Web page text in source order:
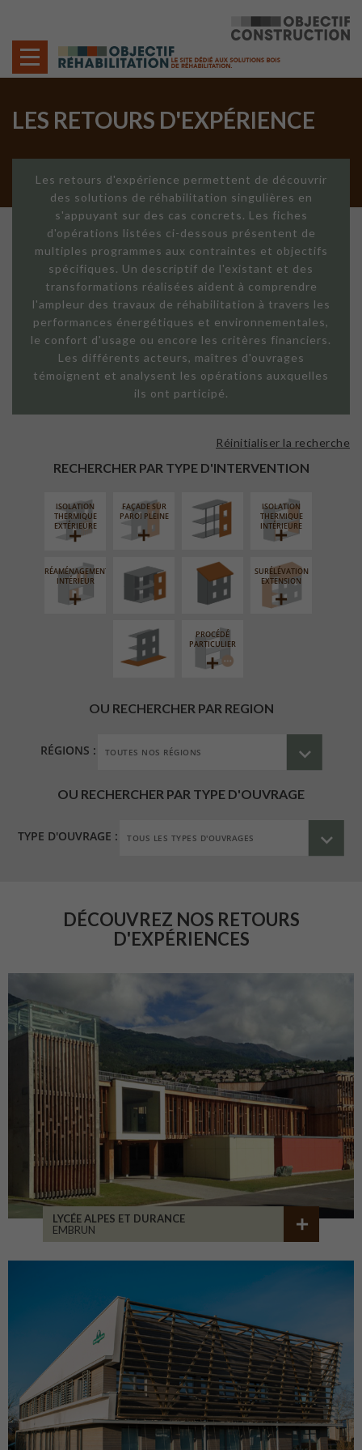
LES RETOURS D'EXPÉRIENCE
Les retours d'expérience permettent de découvrir
des solutions de réhabilitation singulières en
s'appuyant sur des cas concrets. Les fiches
d'opérations listées ci-dessous présentent de
multiples programmes aux contraintes et objectifs
spécifiques. Un descriptif de l'existant et des
transformations réalisées aident à comprendre
l'ampleur des travaux de réhabilitation à travers les
performances énergétiques et environnementales,
le confort d'usage ou encore les critères financiers.
Les différents acteurs, maîtres d'ouvrages
témoignent et analysent les opérations auxquelles
ils ont participé.
RECHERCHER PAR TYPE D'INTERVENTION
Réinitialiser la recherche
ISOLATION
THERMIQUE
EXTÉRIEURE
FAÇADE SUR
PAROI PLEINE
FAÇADE SUR
LINÉAIRE
ISOLATION
THERMIQUE
INTÉRIEURE
RÉAMÉNAGEMENT
INTÉRIEUR
FERMETURE
LOGGIAS
RÉFECTION DES
TOITURES
SURÉLÉVATION
EXTENSION
AMÉNAGEMENT
EXTÉRIEUR
PROCÉDÉ
PARTICULIER
OU RECHERCHER PAR REGION
RÉGIONS :
OU RECHERCHER PAR TYPE D'OUVRAGE
TYPE D'OUVRAGE :
DÉCOUVREZ NOS RETOURS
D'EXPÉRIENCES
LYCÉE ALPES ET DURANCE
EMBRUN